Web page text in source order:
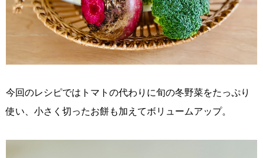
今回のレシピではトマトの代わりに旬の冬野菜をたっぷり
使い、小さく切ったお餅も加えてボリュームアップ。